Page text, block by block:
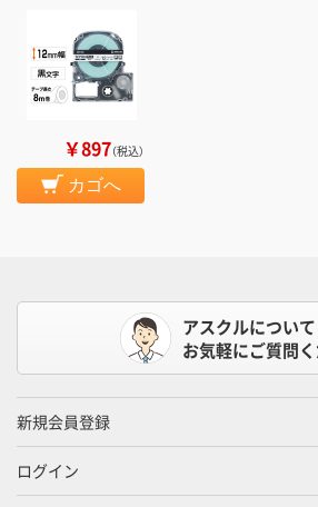
￥897（税込）
カゴへ
アスクルについて
お気軽にご質問く
新規会員登録
ログイン